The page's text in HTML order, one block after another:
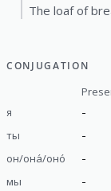
The loaf of
CONJUGATION
я
-
ты -
он/она́/оно́ -
мы -